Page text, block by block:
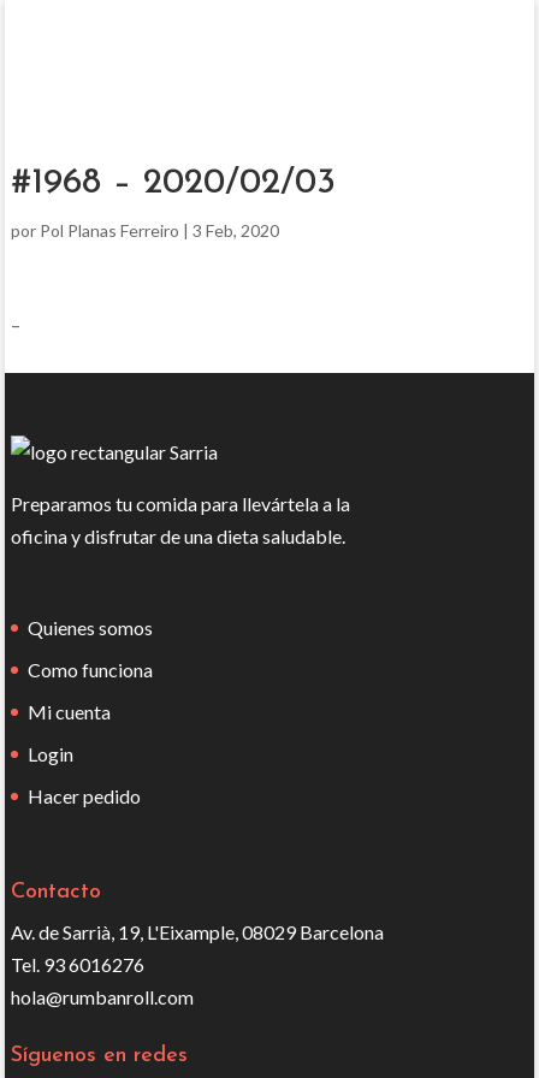
#1968 – 2020/02/03
por Pol Planas Ferreiro | 3 Feb, 2020
–
Preparamos tu comida para llevártela a la
oficina y disfrutar de una dieta saludable.
Quienes somos
Como funciona
Mi cuenta
Login
Hacer pedido
Contacto
Av. de Sarrià, 19, L'Eixample, 08029 Barcelona
Tel. 93 6016276
hola@rumbanroll.com
Síguenos en redes